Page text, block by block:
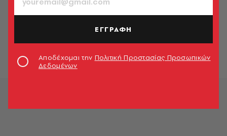
ΕΛΛΑΔΑ
Εφιαλτικές εικόνες από τη Βοιωτία -
Καρέ καρέ το καταστροφικό έργο
ΕΓΓΡΑΦΗ
Αποδέχομαι την Πολιτική Προστασίας Προσωπικών
Δεδομένων